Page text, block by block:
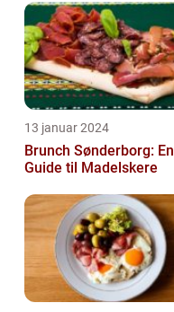
13 januar 2024
Brunch Sønderborg: En
Guide til Madelskere